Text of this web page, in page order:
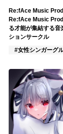
Re:fAce Music
Re:fAce Music
る才能が集結する音
ションサークル
#女性シンガーグ